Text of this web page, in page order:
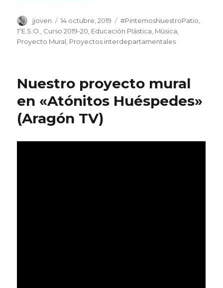
Autor
jjoven
Publicado
el
14 octubre, 2019 Categorías
#PintemosNuestroPatio
1ºE.S.O.
Curso 2019-20 Educación Plástica Música
Proyecto Mural Proyectos interdepartamentales
Nuestro proyecto mural
en «Atónitos Huéspedes»
(Aragón TV)